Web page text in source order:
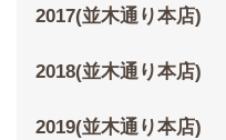
2017(並木通り本店)
2018(並木通り本店)
2019(並木通り本店)